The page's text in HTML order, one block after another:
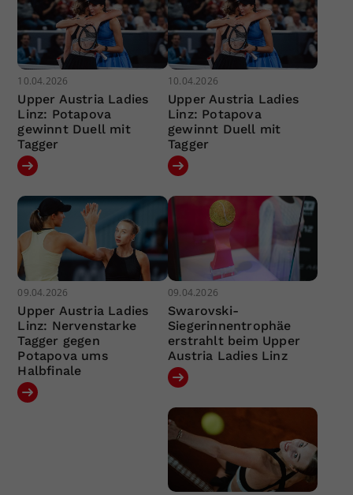
10.04.2026
Upper Austria Ladies
Linz: Potapova
gewinnt Duell mit
Tagger
10.04.2026
Upper Austria Ladies
Linz: Potapova
gewinnt Duell mit
Tagger
09.04.2026
Upper Austria Ladies
Linz: Nervenstarke
Tagger gegen
Potapova ums
Halbfinale
09.04.2026
Swarovski-
Siegerinnentrophäe
erstrahlt beim Upper
Austria Ladies Linz